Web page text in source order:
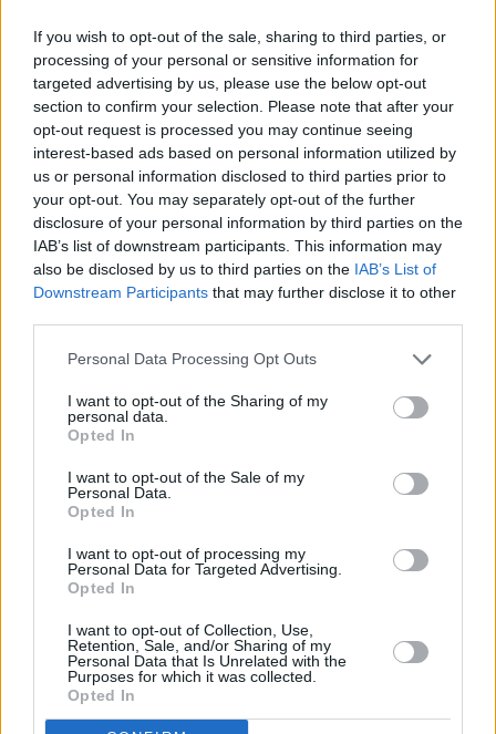
If you wish to opt-out of the sale, sharing to third parties, or
processing of your personal or sensitive information for
targeted advertising by us, please use the below opt-out
section to confirm your selection. Please note that after your
opt-out request is processed you may continue seeing
interest-based ads based on personal information utilized by
us or personal information disclosed to third parties prior to
your opt-out. You may separately opt-out of the further
disclosure of your personal information by third parties on the
IAB’s list of downstream participants. This information may
also be disclosed by us to third parties on the IAB’s List of
Downstream Participants that may further disclose it to other
Personal Data Processing Opt Outs
I want to opt-out of the Sharing of my
personal data.
Opted In
I want to opt-out of the Sale of my
Personal Data.
Opted In
I want to opt-out of processing my
Personal Data for Targeted Advertising.
Opted In
I want to opt-out of Collection, Use,
Retention, Sale, and/or Sharing of my
Personal Data that Is Unrelated with the
Purposes for which it was collected.
Opted In
LONDRA (INGHILTERRA) (ITALPRESS) – Si ferma nei quarti
di finale il cammino di Jasmine Paolini a Wimbledon, terzo Slam
della stagione in corso sull’erba dell’All England Club. La 30enne
toscana, numero 17 del mondo e tredicesima testa di serie, cede
per 6-3 6-2 sul Centre Court di fronte all’ucraina Marta Kostyuk,
numero 13 Wta e 12 del tabellone.
Per Paolini sfuma così la seconda semifinale nel Major
da Barbora Krejcikova nell’ultimo atto. Eguaglia invece il suo
miglior risultato in uno Slam la 24enne ucraina, capace di
raggiungere la semifinale anche all’ultimo Roland Garros, dove è
Kostyuk proverà ora a spingersi fino alla finale a patto di battere
una fra Linda Noskova ed Elise Mertens.
(ITALPRESS).